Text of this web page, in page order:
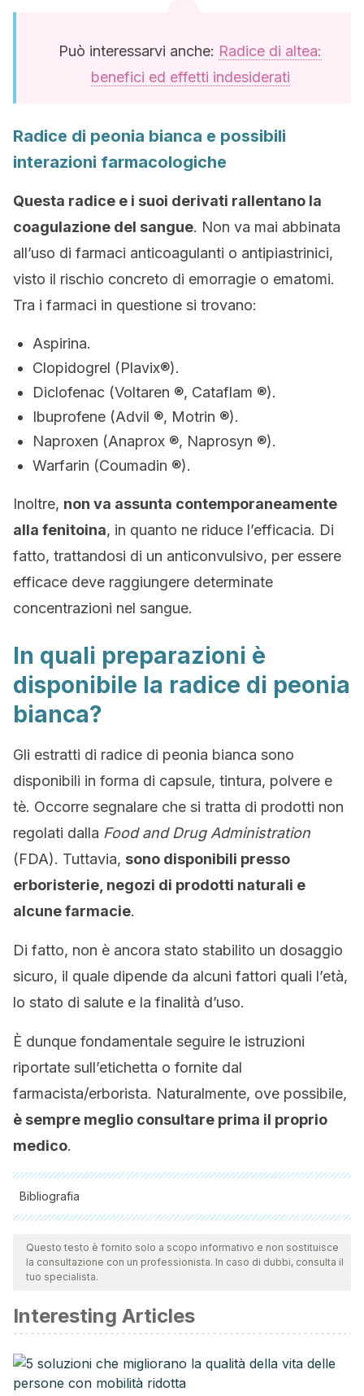
Può interessarvi anche: Radice di altea:
benefici ed effetti indesiderati
Radice di peonia bianca e possibili
interazioni farmacologiche
Questa radice e i suoi derivati rallentano la
coagulazione del sangue. Non va mai abbinata
all’uso di farmaci anticoagulanti o antipiastrinici,
visto il rischio concreto di emorragie o ematomi.
Tra i farmaci in questione si trovano:
Aspirina.
Clopidogrel (Plavix®).
Diclofenac (Voltaren ®, Cataflam ®).
Ibuprofene (Advil ®, Motrin ®).
Naproxen (Anaprox ®, Naprosyn ®).
Warfarin (Coumadin ®).
Inoltre, non va assunta contemporaneamente
alla fenitoina, in quanto ne riduce l’efficacia. Di
fatto, trattandosi di un anticonvulsivo, per essere
efficace deve raggiungere determinate
concentrazioni nel sangue.
In quali preparazioni è
disponibile la radice di peonia
bianca?
Gli estratti di radice di peonia bianca sono
disponibili in forma di capsule, tintura, polvere e
tè. Occorre segnalare che si tratta di prodotti non
regolati dalla Food and Drug Administration
(FDA). Tuttavia, sono disponibili presso
erboristerie, negozi di prodotti naturali e
alcune farmacie.
Di fatto, non è ancora stato stabilito un dosaggio
sicuro, il quale dipende da alcuni fattori quali l’età,
lo stato di salute e la finalità d’uso.
È dunque fondamentale seguire le istruzioni
riportate sull’etichetta o fornite dal
farmacista/erborista. Naturalmente, ove possibile,
è sempre meglio consultare prima il proprio
medico.
Bibliografia
Tutte le fonti citate sono state esaminate a fondo dal nostro
team per garantirne la qualità, l'affidabilità, l'attualità e la
validità. La bibliografia di questo articolo è stata considerata
Hong DY, Pan KY. Paeoniaceae. In: Wu ZY, Raven PH,
editors. Flora of China. Vol. 6. Science Press and Missouri
Botanic Garden Press; Beijing, China: 2001. pp. 127–132.
[Google Scholar]
Questo testo è fornito solo a scopo informativo e non sostituisce
la consultazione con un professionista. In caso di dubbi, consulta il
tuo specialista.
Interesting Articles